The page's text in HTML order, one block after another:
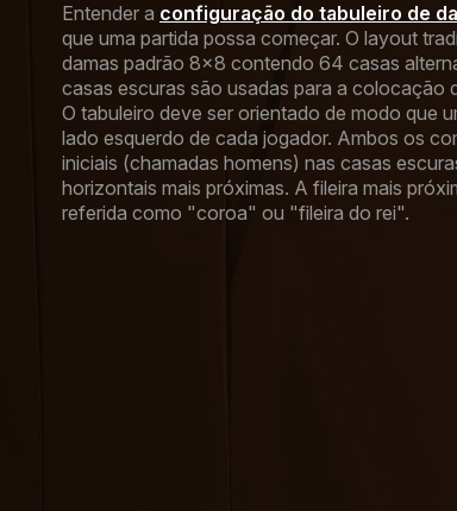
Entender a configuração do tabuleiro de
que uma partida possa começar. O layout
damas padrão 8×8 contendo 64 casas
casas escuras são usadas para a colocação
O tabuleiro deve ser orientado de modo que
lado esquerdo de cada jogador. Ambos os
iniciais (chamadas homens) nas casas
horizontais mais próximas. A fileira mais
referida como "coroa" ou "fileira do rei".